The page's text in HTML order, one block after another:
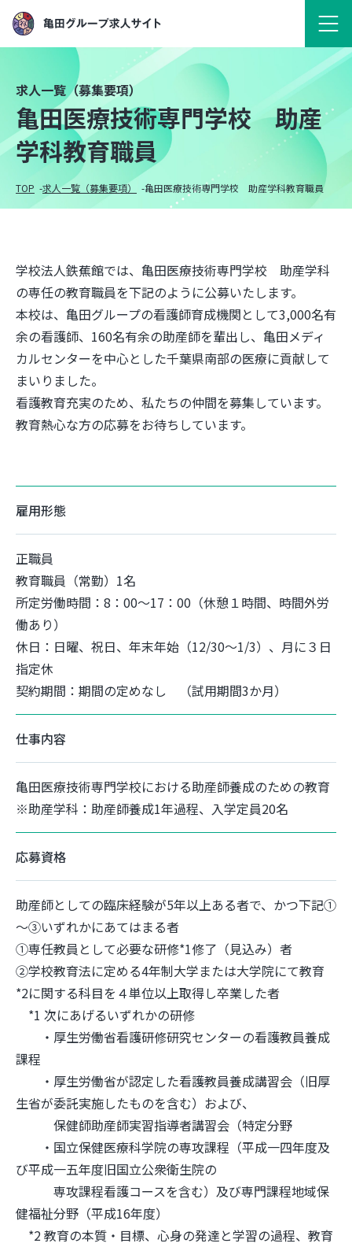
求人一覧（募集要項）
亀田医療技術専門学校 助産
学科教育職員
TOP 求人一覧（募集要項） 亀田医療技術専門学校 助産学科教育職員
学校法人鉄蕉館では、亀田医療技術専門学校 助産学科
の専任の教育職員を下記のように公募いたします。
本校は、亀田グループの看護師育成機関として3,000名有
余の看護師、160名有余の助産師を輩出し、亀田メディ
カルセンターを中心とした千葉県南部の医療に貢献して
まいりました。
看護教育充実のため、私たちの仲間を募集しています。
教育熱心な方の応募をお待ちしています。
雇用形態
正職員
教育職員（常勤）1名
所定労働時間：8：00～17：00（休憩１時間、時間外労
働あり）
休日：日曜、祝日、年末年始（12/30～1/3）、月に３日
指定休
契約期間：期間の定めなし （試用期間3か月）
仕事内容
亀田医療技術専門学校における助産師養成のための教育
※助産学科：助産師養成1年過程、入学定員20名
応募資格
助産師としての臨床経験が5年以上ある者で、かつ下記①
～③いずれかにあてはまる者
①専任教員として必要な研修*1修了（見込み）者
②学校教育法に定める4年制大学または大学院にて教育
*2に関する科目を４単位以上取得し卒業した者
*1 次にあげるいずれかの研修
・厚生労働省看護研修研究センターの看護教員養成
課程
・厚生労働省が認定した看護教員養成講習会（旧厚
生省が委託実施したものを含む）および、
保健師助産師実習指導者講習会（特定分野
・国立保健医療科学院の専攻課程（平成一四年度及
び平成一五年度旧国立公衆衛生院の
専攻課程看護コースを含む）及び専門課程地域保
健福祉分野（平成16年度）
*2 教育の本質・目標、心身の発達と学習の過程、教育